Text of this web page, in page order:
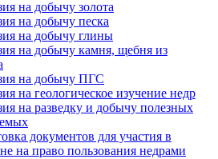
на добычу золота
на добычу песка
на добычу глины
на добычу камня, щебня из
на добычу ПГС
на геологическое изучение недр
на разведку и добычу полезных
документов для участия в
на право пользования недрами